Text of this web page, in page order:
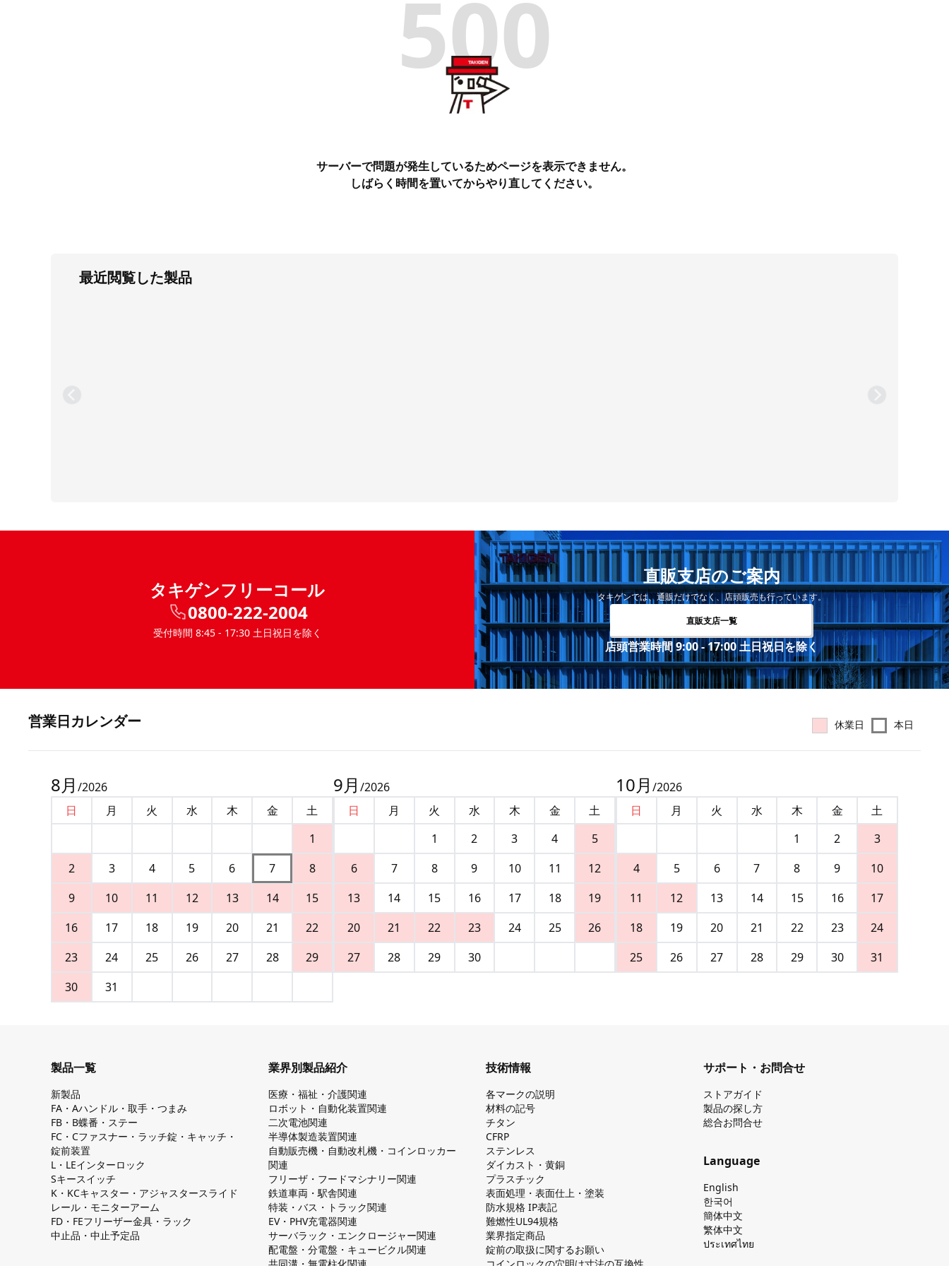
500
サーバーで問題が発生しているためページを表示できません。
しばらく時間を置いてからやり直してください。
最近閲覧した製品
タキゲンフリーコール
0800-222-2004
受付時間 8:45 - 17:30 土日祝日を除く
直販支店のご案内
タキゲンでは、通販だけでなく、店頭販売も行っています。
直販支店一覧
店頭営業時間 9:00 - 17:00 土日祝日を除く
営業⽇カレンダー 休業日 本日
8月 /2026
日
月 火 水 木 金
土
1
2
3 4 5 6 7
8
9
10 11 12 13 14
15
16
17 18 19 20 21
22
23
24 25 26 27 28
29
30
31
9月 /2026
日
月 火 水 木 金
土
1
2 3 4
5
6
7 8 9 10 11
12
13
14 15 16 17 18
19
20
21 22 23 24 25
26
27
28 29 30
10月 /2026
日
月 火 水 木 金
土
1
2
3
4
5 6 7 8 9
10
11
12 13 14 15 16
17
18
19 20 21 22 23
24
25
26 27 28 29 30 31
製品一覧
新製品
FA・Aハンドル・取手・つまみ
FB・B蝶番・ステー
FC・Cファスナー・ラッチ錠・キャッチ・
錠前装置
L・LEインターロック
Sキースイッチ
K・KCキャスター・アジャスタースライド
レール・モニターアーム
FD・FEフリーザー金具・ラック
中止品・中止予定品
業界別製品紹介
医療・福祉・介護関連
ロボット・自動化装置関連
二次電池関連
半導体製造装置関連
自動販売機・自動改札機・コインロッカー
関連
フリーザ・フードマシナリー関連
鉄道車両・駅舎関連
特装・バス・トラック関連
EV・PHV充電器関連
サーバラック・エンクロージャー関連
配電盤・分電盤・キュービクル関連
技術情報
各マークの説明
材料の記号
チタン
CFRP
ステンレス
ダイカスト・⻩銅
プラスチック
表面処理・表面仕上・塗装
防⽔規格 IP表記
難燃性UL94規格
業界指定商品
錠前の取扱に関するお願い
サポート・お問合せ
ストアガイド
製品の探し⽅
総合お問合せ
Language
English
한국어
簡体中文
繁体中文
ประเทศไทย